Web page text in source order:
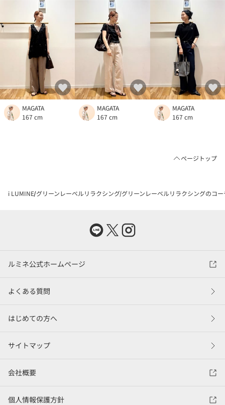
MAGATA
167 cm
MAGATA
167 cm
MAGATA
167 cm
ページトップ
i LUMINE グリーンレーベルリラクシング グリーンレーベルリラクシングのコ
ルミネ公式ホームページ
よくある質問
はじめての方へ
サイトマップ
会社概要
個人情報保護方針